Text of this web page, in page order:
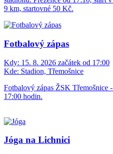
9 km, startovné 50 Kč.
Fotbalový zápas
Kdy: 15. 8. 2026 začátek od 17:00
Kde: Stadion, Třemošnice
Fotbalový zápas ŽSK Třemošnice
17:00 hodin.
Jóga na Lichnici